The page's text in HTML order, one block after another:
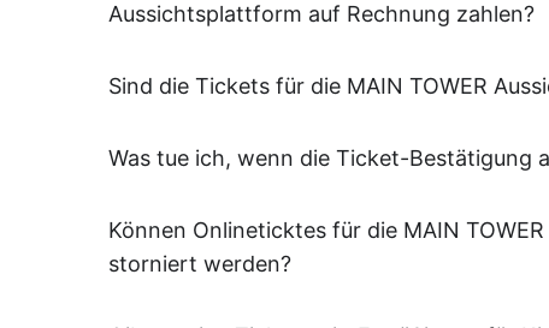
Aussichtsplattform auf Rechnung zahlen?
Sind die Tickets für die MAIN TOWER
Was tue ich, wenn die Ticket-Bestätigung
Können Onlineticktes für die MAIN
storniert werden?